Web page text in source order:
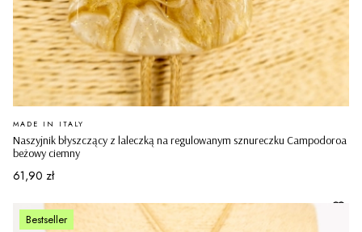
Naszyjnik błyszczący z laleczką na regulowanym sznureczku Campodoroa
beżowy ciemny
PRODUCENT
MADE IN ITALY
Cena
61,90 zł
Bestseller